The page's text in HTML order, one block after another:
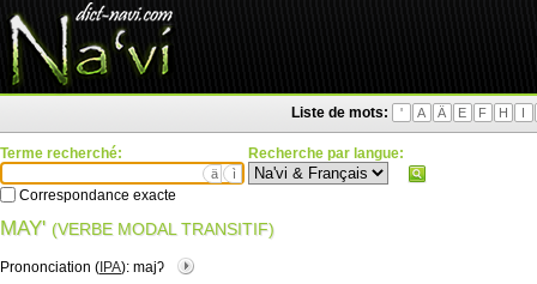
Liste de mots: ' A Ä E F H I
Terme recherché:
ä ì
Correspondance exacte
Recherche par langue:
MAY' (VERBE MODAL TRANSITIF)
Prononciation ( IPA): majʔ